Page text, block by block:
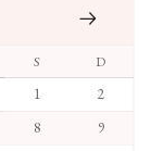
S
D
1
2
8
9